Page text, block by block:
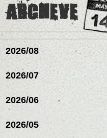
シバタ
スタイリングも簡単で、
ワックスとオイル、バー
ム等の質感を調整しやす
いものを全体になじませ
ながら
これからのスタイルチェ
ンジの事等
下さい。
お待ちしております
ARCHEVE
2026/08
2026/07
2026/06
2026/05